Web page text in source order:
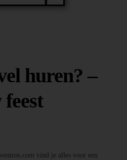
huren? –
vind je alles voor een